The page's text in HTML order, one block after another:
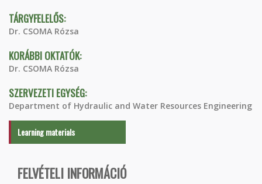
TÁRGYFELELŐS:
Dr. CSOMA Rózsa
KORÁBBI OKTATÓK:
Dr. CSOMA Rózsa
SZERVEZETI EGYSÉG:
Department of Hydraulic and Water Resources Engineering
Learning materials
FELVÉTELI INFORMÁCIÓ